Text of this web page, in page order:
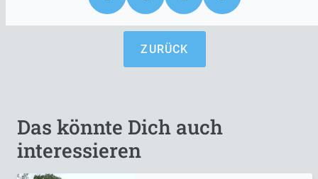
ZURÜCK
Das könnte Dich auch
interessieren